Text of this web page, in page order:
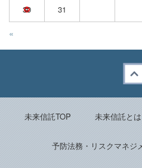
30 31
«
未来信託TOP 未来信託と
予防法務・リスクマネジ